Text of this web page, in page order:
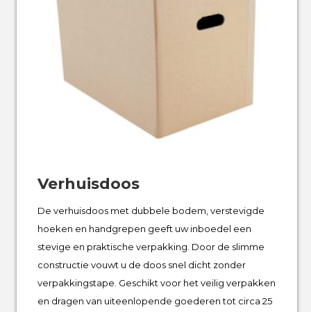
Verhuisdoos
De verhuisdoos met dubbele bodem, verstevigde
hoeken en handgrepen geeft uw inboedel een
stevige en praktische verpakking. Door de slimme
constructie vouwt u de doos snel dicht zonder
verpakkingstape. Geschikt voor het veilig verpakken
en dragen van uiteenlopende goederen tot circa 25